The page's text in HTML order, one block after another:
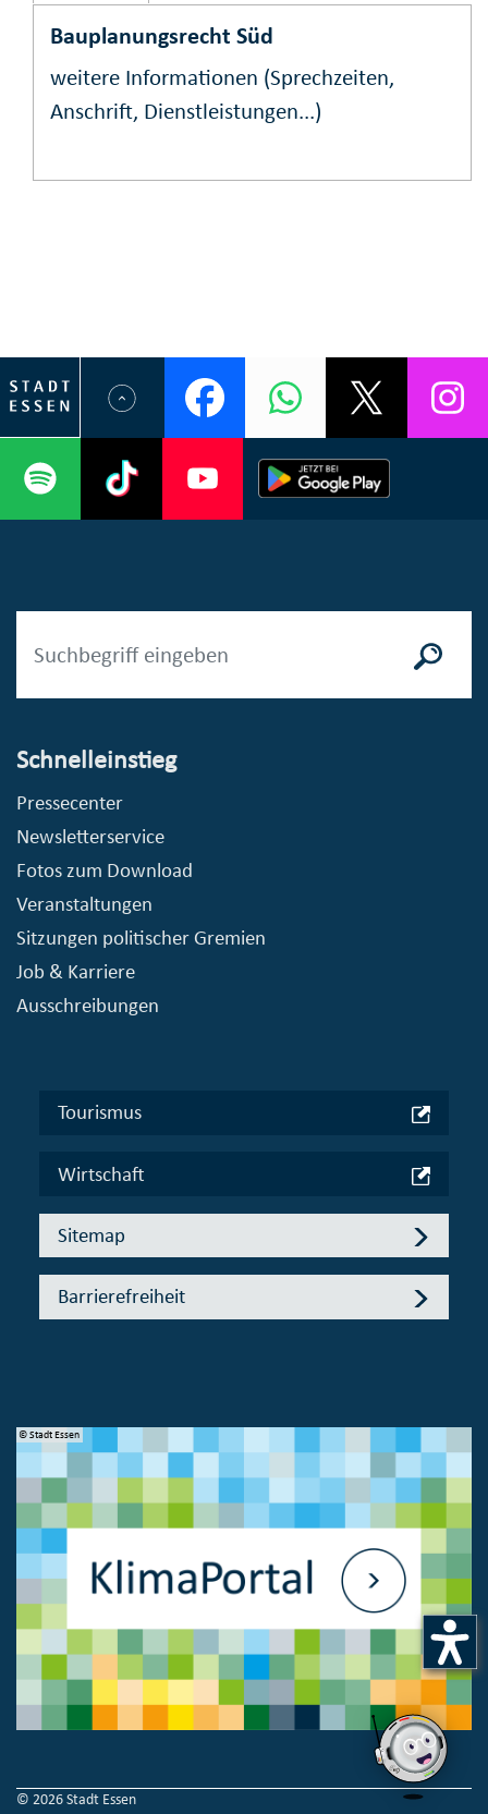
Bauplanungsrecht Süd
weitere Informationen (Sprechzeiten,
Anschrift, Dienstleistungen...)
Schnelleinstieg
Pressecenter
Newsletterservice
Fotos zum Download
Veranstaltungen
Sitzungen politischer Gremien
Job & Karriere
Ausschreibungen
Tourismus
Wirtschaft
Sitemap
Barrierefreiheit
© Stadt Essen
© 2026 Stadt Essen